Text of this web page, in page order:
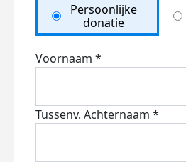
Persoonlijke
donatie
Voornaam *
Tussenv. Achternaam *